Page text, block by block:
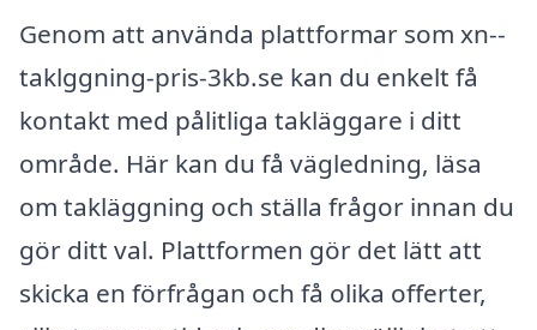
Genom att använda plattformar som xn--
taklggning-pris-3kb.se kan du enkelt få
kontakt med pålitliga takläggare i ditt
område. Här kan du få vägledning, läsa
om takläggning och ställa frågor innan du
gör ditt val. Plattformen gör det lätt att
skicka en förfrågan och få olika offerter,